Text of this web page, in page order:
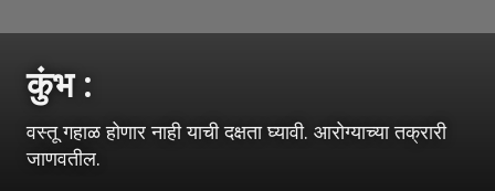
कुंभ :
वस्तू गहाळ होणार नाही याची दक्षता घ्यावी. आरोग्याच्या तक्रारी
जाणवतील.